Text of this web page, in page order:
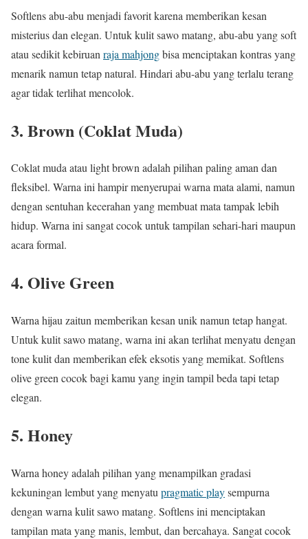
Softlens abu-abu menjadi favorit karena memberikan kesan
misterius dan elegan. Untuk kulit sawo matang, abu-abu yang soft
atau sedikit kebiruan raja mahjongbisa menciptakan kontras yang
menarik namun tetap natural. Hindari abu-abu yang terlalu terang
agar tidak terlihat mencolok.
3. Brown (Coklat Muda)
Coklat muda atau light brown adalah pilihan paling aman dan
fleksibel. Warna ini hampir menyerupai warna mata alami, namun
dengan sentuhan kecerahan yang membuat mata tampak lebih
hidup. Warna ini sangat cocok untuk tampilan sehari-hari maupun
acara formal.
4. Olive Green
Warna hijau zaitun memberikan kesan unik namun tetap hangat.
Untuk kulit sawo matang, warna ini akan terlihat menyatu dengan
tone kulit dan memberikan efek eksotis yang memikat. Softlens
olive green cocok bagi kamu yang ingin tampil beda tapi tetap
elegan.
5. Honey
Warna honey adalah pilihan yang menampilkan gradasi
kekuningan lembut yang menyatu pragmatic playsempurna
dengan warna kulit sawo matang. Softlens ini menciptakan
tampilan mata yang manis, lembut, dan bercahaya. Sangat cocok